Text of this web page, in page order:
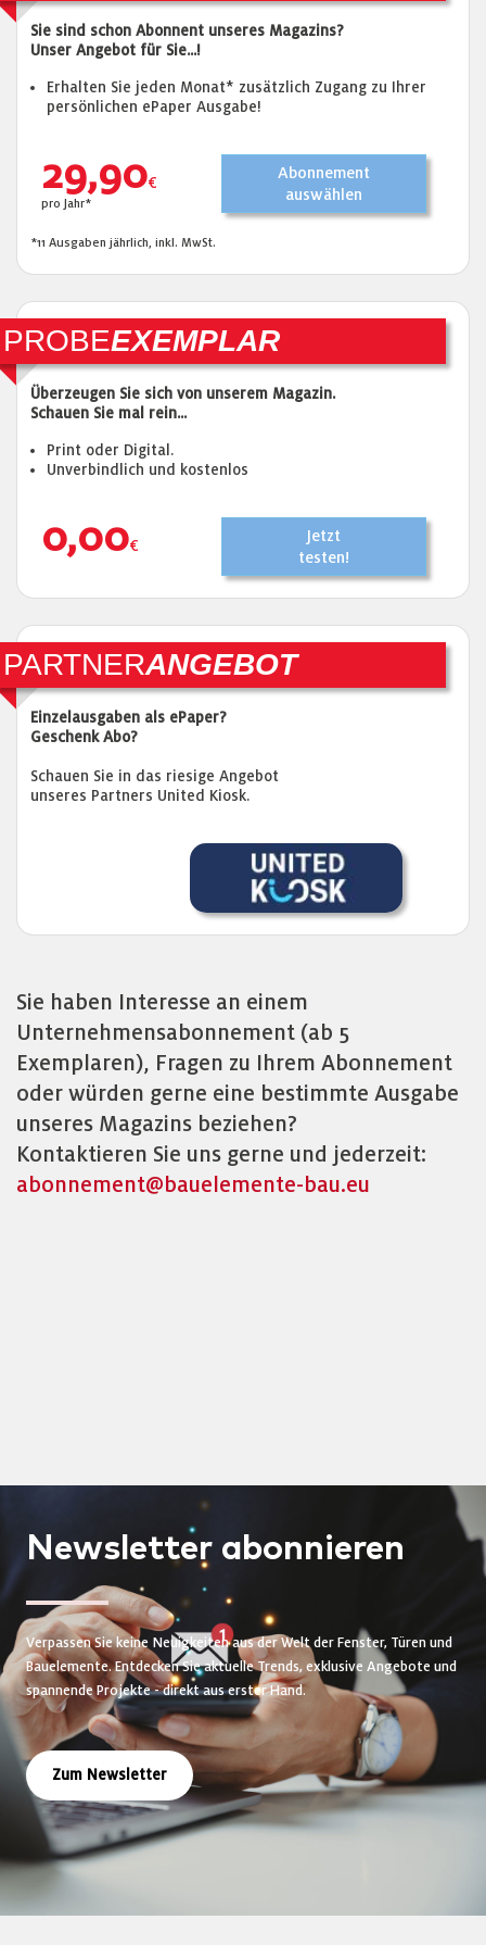
Sie sind schon Abonnent unseres Magazins?
Unser Angebot für Sie...!
Erhalten Sie jeden Monat* zusätzlich Zugang zu Ihrer
persönlichen ePaper Ausgabe!
29,90€
pro Jahr*
Abonnement
auswählen
*11 Ausgaben jährlich, inkl. MwSt.
PROBEEXEMPLAR
Überzeugen Sie sich von unserem Magazin.
Schauen Sie mal rein...
Print oder Digital.
Unverbindlich und kostenlos
0,00€
Jetzt
testen!
PARTNERANGEBOT
Einzelausgaben als ePaper?
Geschenk Abo?
Schauen Sie in das riesige Angebot
unseres Partners United Kiosk.
Sie haben Interesse an einem
Unternehmensabonnement (ab 5
Exemplaren), Fragen zu Ihrem Abonnement
oder würden gerne eine bestimmte Ausgabe
unseres Magazins beziehen?
Kontaktieren Sie uns gerne und jederzeit:
abonnement@bauelemente-bau.eu
Newsletter abonnieren
Verpassen Sie keine Neuigkeiten aus der Welt der Fenster, Türen und
Bauelemente. Entdecken Sie aktuelle Trends, exklusive Angebote und
spannende Projekte - direkt aus erster Hand.
Zum Newsletter